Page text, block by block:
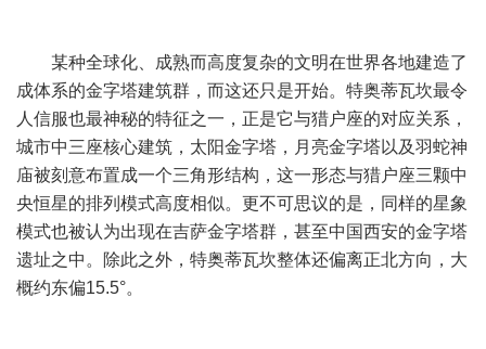
某种全球化、成熟而高度复杂的文明在世界各地建造了
成体系的金字塔建筑群，而这还只是开始。特奥蒂瓦坎最令
人信服也最神秘的特征之一，正是它与猎户座的对应关系，
城市中三座核心建筑，太阳金字塔，月亮金字塔以及羽蛇神
庙被刻意布置成一个三角形结构，这一形态与猎户座三颗中
央恒星的排列模式高度相似。更不可思议的是，同样的星象
模式也被认为出现在吉萨金字塔群，甚至中国西安的金字塔
遗址之中。除此之外，特奥蒂瓦坎整体还偏离正北方向，大
概约东偏15.5°。